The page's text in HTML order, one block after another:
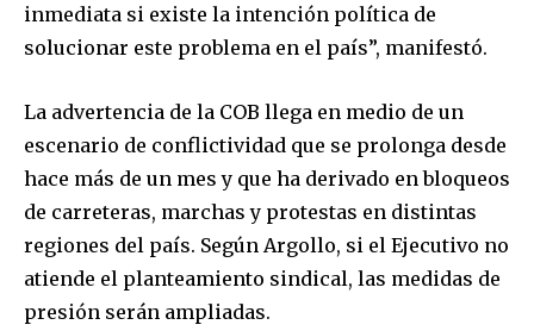
inmediata si existe la intención política de
solucionar este problema en el país”, manifestó.
La advertencia de la COB llega en medio de un
escenario de conflictividad que se prolonga desde
hace más de un mes y que ha derivado en bloqueos
de carreteras, marchas y protestas en distintas
regiones del país. Según Argollo, si el Ejecutivo no
atiende el planteamiento sindical, las medidas de
presión serán ampliadas.